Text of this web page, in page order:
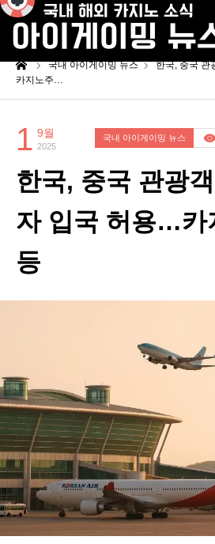
국내 아이게이밍 뉴스
한국, 중국 관
카지노주…
1 9월
2025
국내 아이게이밍 뉴스
한국, 중국 관광
자 입국 허용…카
등